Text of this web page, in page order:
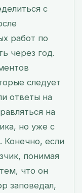
с
работ по
через год.
следует
ответы на
на
но уже с
Конечно, если
понимая
что он
заповедал,